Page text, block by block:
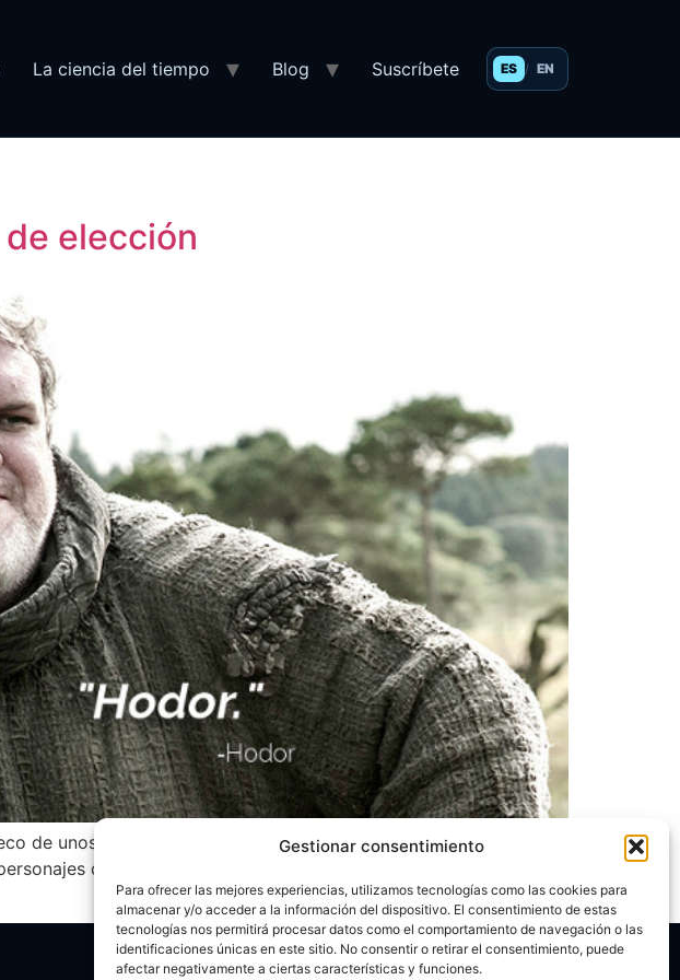
Gestionar consentimiento
Para ofrecer las mejores experiencias, utilizamos tecnologías como las cookies para
almacenar y/o acceder a la información del dispositivo. El consentimiento de estas
tecnologías nos permitirá procesar datos como el comportamiento de navegación o las
identificaciones únicas en este sitio. No consentir o retirar el consentimiento, puede
afectar negativamente a ciertas características y funciones.
La ciencia del tiempo Blog Suscríbete ES / EN
elección
de unos de los artículos que me ha llamado bastante la
de Juego de Tronos, por lo que si no sigues la serie, te